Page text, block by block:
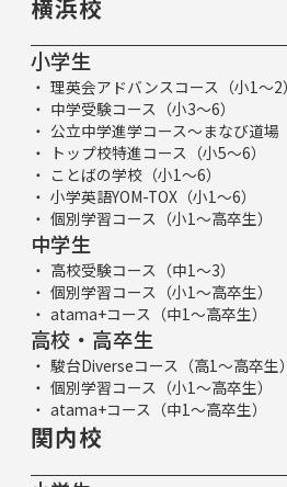
横浜校
小学生
理英会アドバンスコース（小1～2）
中学受験コース（小3～6）
公立中学進学コース～まなび道場
トップ校特進コース（小5～6）
ことばの学校（小1～6）
小学英語YOM-TOX（小1～6）
個別学習コース（小1～高卒生）
中学生
高校受験コース（中1～3）
個別学習コース（小1～高卒生）
atama+コース（中1～高卒生）
高校・高卒生
駿台Diverseコース（高1～高卒生）
個別学習コース（小1～高卒生）
atama+コース（中1～高卒生）
関内校